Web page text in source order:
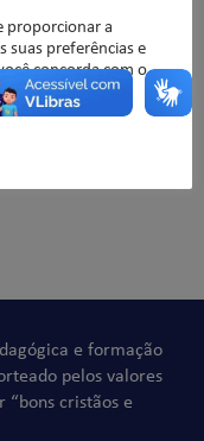
do Ensino
e formação
pelos valores
cristãos e
proporcionar a
suas preferências e
concorda com o